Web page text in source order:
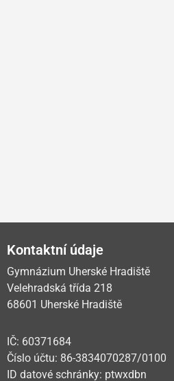
Kontaktní údaje
Gymnázium Uherské Hradiště
Velehradská třída 218
68601 Uherské Hradiště
IČ: 60371684
Číslo účtu: 86-3834070287/0100
ID datové schránky: ptwxdbn